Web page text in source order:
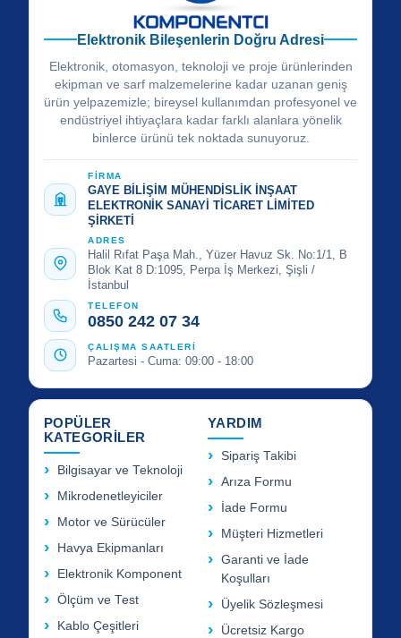
Elektronik Bileşenlerin Doğru Adresi
Elektronik, otomasyon, teknoloji ve proje ürünlerinden
ekipman ve sarf malzemelerine kadar uzanan geniş
ürün yelpazemizle; bireysel kullanımdan profesyonel ve
endüstriyel ihtiyaçlara kadar farklı alanlara yönelik
binlerce ürünü tek noktada sunuyoruz.
FİRMA
GAYE BİLİŞİM MÜHENDİSLİK İNŞAAT
ELEKTRONİK SANAYİ TİCARET LİMİTED
ŞİRKETİ
ADRES
Halil Rıfat Paşa Mah., Yüzer Havuz Sk. No:1/1, B
Blok Kat 8 D:1095, Perpa İş Merkezi, Şişli /
İstanbul
TELEFON
0850 242 07 34
ÇALIŞMA SAATLERİ
Pazartesi - Cuma: 09:00 - 18:00
POPÜLER
KATEGORİLER
Bilgisayar ve Teknoloji
Mikrodenetleyiciler
Motor ve Sürücüler
Havya Ekipmanları
Elektronik Komponent
Ölçüm ve Test
Kablo Çeşitleri
YARDIM
Sipariş Takibi
Arıza Formu
İade Formu
Müşteri Hizmetleri
Garanti ve İade
Koşulları
Üyelik Sözleşmesi
Ücretsiz Kargo